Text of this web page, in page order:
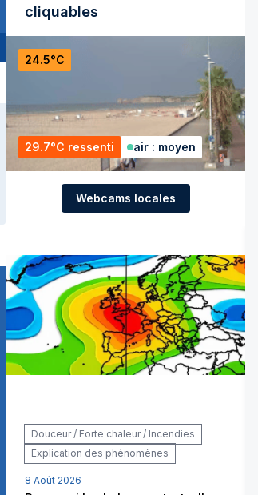
cliquables
24.5°C
29.7°C ressenti air : moyen
Webcams locales
Douceur / Forte chaleur / Incendies
Explication des phénomènes
8 Août 2026